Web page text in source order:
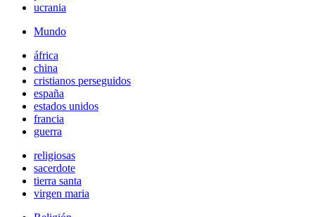
ucrania
Mundo
áfrica
china
cristianos perseguidos
españa
estados unidos
francia
guerra
religiosas
sacerdote
tierra santa
virgen maria